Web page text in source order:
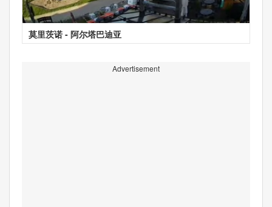
莫里茨诺 - 阿尔塔巴迪亚
Advertisement